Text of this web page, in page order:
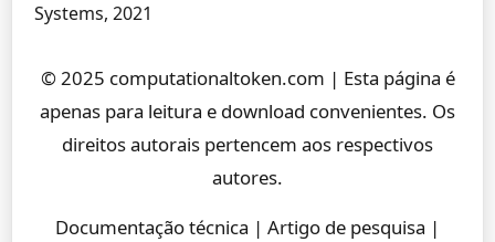
Systems, 2021
© 2025 computationaltoken.com | Esta página é
apenas para leitura e download convenientes. Os
direitos autorais pertencem aos respectivos
autores.
Documentação técnica | Artigo de pesquisa |